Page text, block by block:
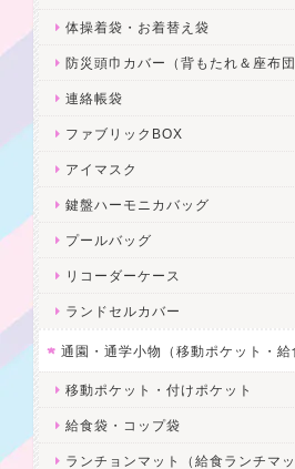
体操着袋・お着替え袋
防災頭巾カバー（背もたれ＆座布
連絡帳袋
ファブリックBOX
アイマスク
鍵盤ハーモニカバッグ
プールバッグ
リコーダーケース
ランドセルカバー
通園・通学小物（移動ポケット・給
移動ポケット・付けポケット
給食袋・コップ袋
ランチョンマット（給食ランチマッ